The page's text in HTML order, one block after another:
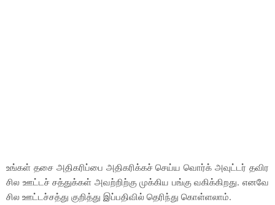
உங்கள் தசை அதிகரிப்பை அதிகரிக்கச் செய்ய வொர்க் அவுட்டர் தவிர
சில ஊட்டச் சத்துக்கள் அவற்றிற்கு முக்கிய பங்கு வகிக்கிறது. எனவே
சில ஊட்டச்சத்து குறித்து இப்பதிவில் தெரிந்து கொள்ளலாம்.